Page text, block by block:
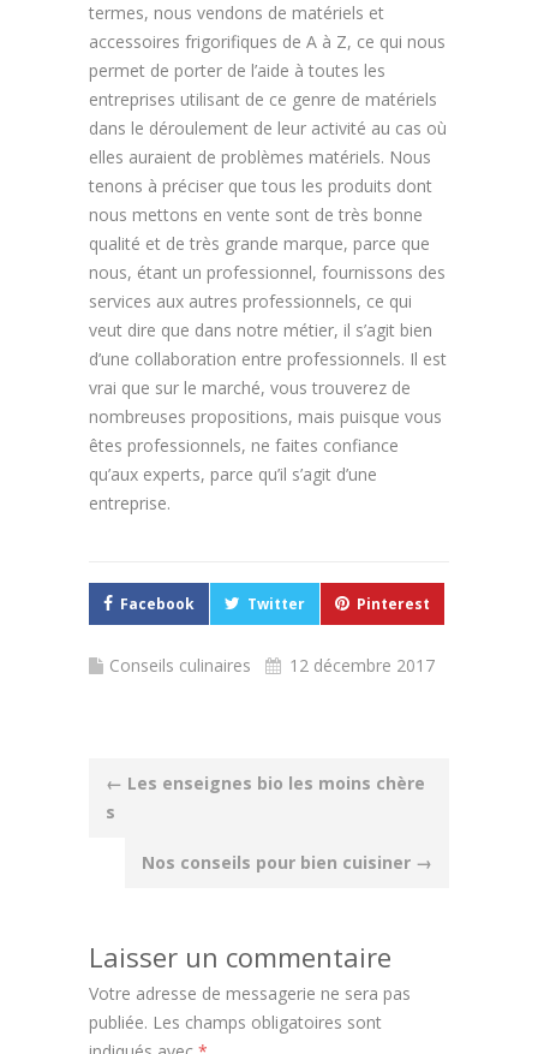
termes, nous vendons de matériels et
accessoires frigorifiques de A à Z, ce qui nous
permet de porter de l’aide à toutes les
entreprises utilisant de ce genre de matériels
dans le déroulement de leur activité au cas où
elles auraient de problèmes matériels. Nous
tenons à préciser que tous les produits dont
nous mettons en vente sont de très bonne
qualité et de très grande marque, parce que
nous, étant un professionnel, fournissons des
services aux autres professionnels, ce qui
veut dire que dans notre métier, il s’agit bien
d’une collaboration entre professionnels. Il est
vrai que sur le marché, vous trouverez de
nombreuses propositions, mais puisque vous
êtes professionnels, ne faites confiance
qu’aux experts, parce qu’il s’agit d’une
entreprise.
Facebook Twitter Pinterest
Conseils culinaires 12 décembre 2017
Post
navigation
← Les enseignes bio les moins chère
s
Nos conseils pour bien cuisiner →
Laisser un commentaire
Votre adresse de messagerie ne sera pas
publiée. Les champs obligatoires sont